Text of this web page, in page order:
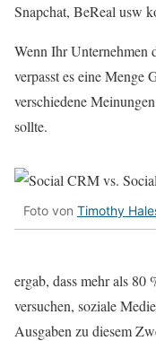
Snapchat, BeReal usw
Wenn Ihr Unternehmen
verpasst es eine Menge
verschiedene
sollte.
Foto von Timothy
ergab, dass mehr als
versuchen, soziale
Ausgaben zu diesem